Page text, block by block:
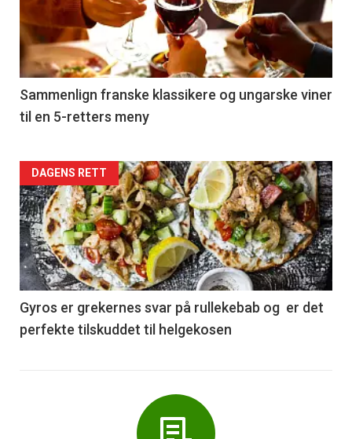
nå
-
5
Sammenlign franske klassikere og ungarske viner
til en 5-retters meny
Forsiden
akkurat
nå
-
6
DAGENS RETT
Gyros er grekernes svar på rullekebab og er det
perfekte tilskuddet til helgekosen